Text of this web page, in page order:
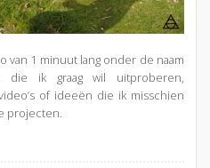
van 1 minuut lang onder de naam
die ik graag wil uitproberen,
of ideeën die ik misschien
projecten.